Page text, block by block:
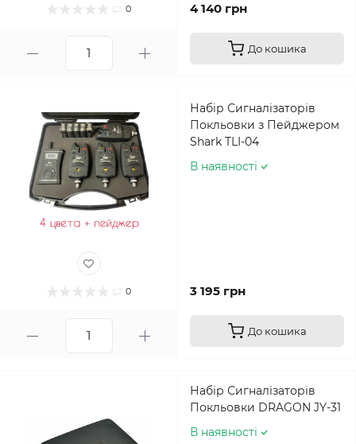
0 4 140 грн
До кошика
0
Набір Сигналізаторів
Покльовки з Пейджером
Shark TLI-04
В наявності
3 195 грн
До кошика
Набір Сигналізаторів
Покльовки DRAGON JY-31
В наявності